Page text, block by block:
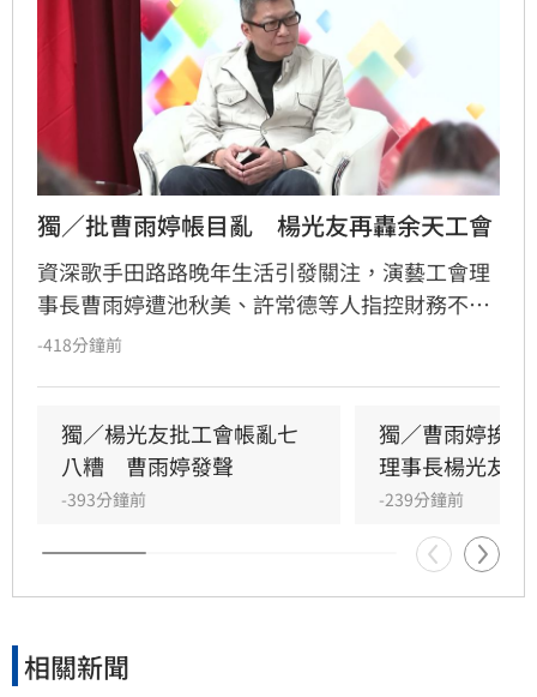
獨／批曹雨婷帳目亂　楊光友再轟余天工會
資深歌手田路路晚年生活引發關注，演藝工會理
事長曹雨婷遭池秋美、許常德等人指控財務不透
明及未照顧資深藝人，引發演藝圈軒然大波。針
會無關，更直言演藝圈工會林立現象混亂，強調
自己成立的台灣演藝人員協會運作順利，不願捲
入紛爭。這場關於藝人工會權益與財務管理的爭
議，隨著各界大咖發聲，讓演藝圈內部矛盾浮上
檯面，也凸顯了資深藝人照護制度的結構性問
題，引發社會廣泛關注與討論。
-418分鐘前
獨／楊光友批工會帳亂七
八糟　曹雨婷發聲
-393分鐘前
獨／曹雨婷挨
理事長楊光友開
-239分鐘前
相關新聞